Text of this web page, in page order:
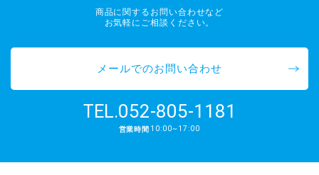
商品に関するお問い合わせなど
お気軽にご相談ください。
メールでのお問い合わせ
TEL.052-805-1181
営業時間 10:00~17:00